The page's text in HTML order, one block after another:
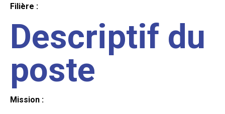
Filière :
Descriptif du
poste
Mission :